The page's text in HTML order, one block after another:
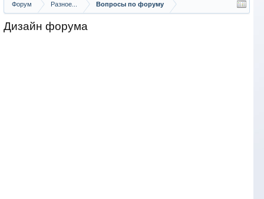
Форум Разное... Вопросы по форуму
Дизайн форума